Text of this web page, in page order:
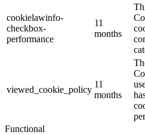
cookielawinfo-
checkbox-
performance
11
months
viewed_cookie_policy
11
months
Functional